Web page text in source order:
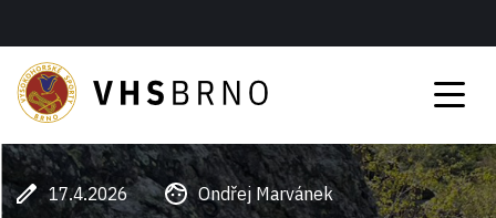
17.4.2026 Ondřej Marvánek